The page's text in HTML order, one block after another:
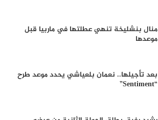
منال بنشليخة تنهي عطلتها في ماربيا قبل
موعدها
بعد تأجيلها.. نعمان بلعياشي يحدد موعد طرح
“Sentiment”